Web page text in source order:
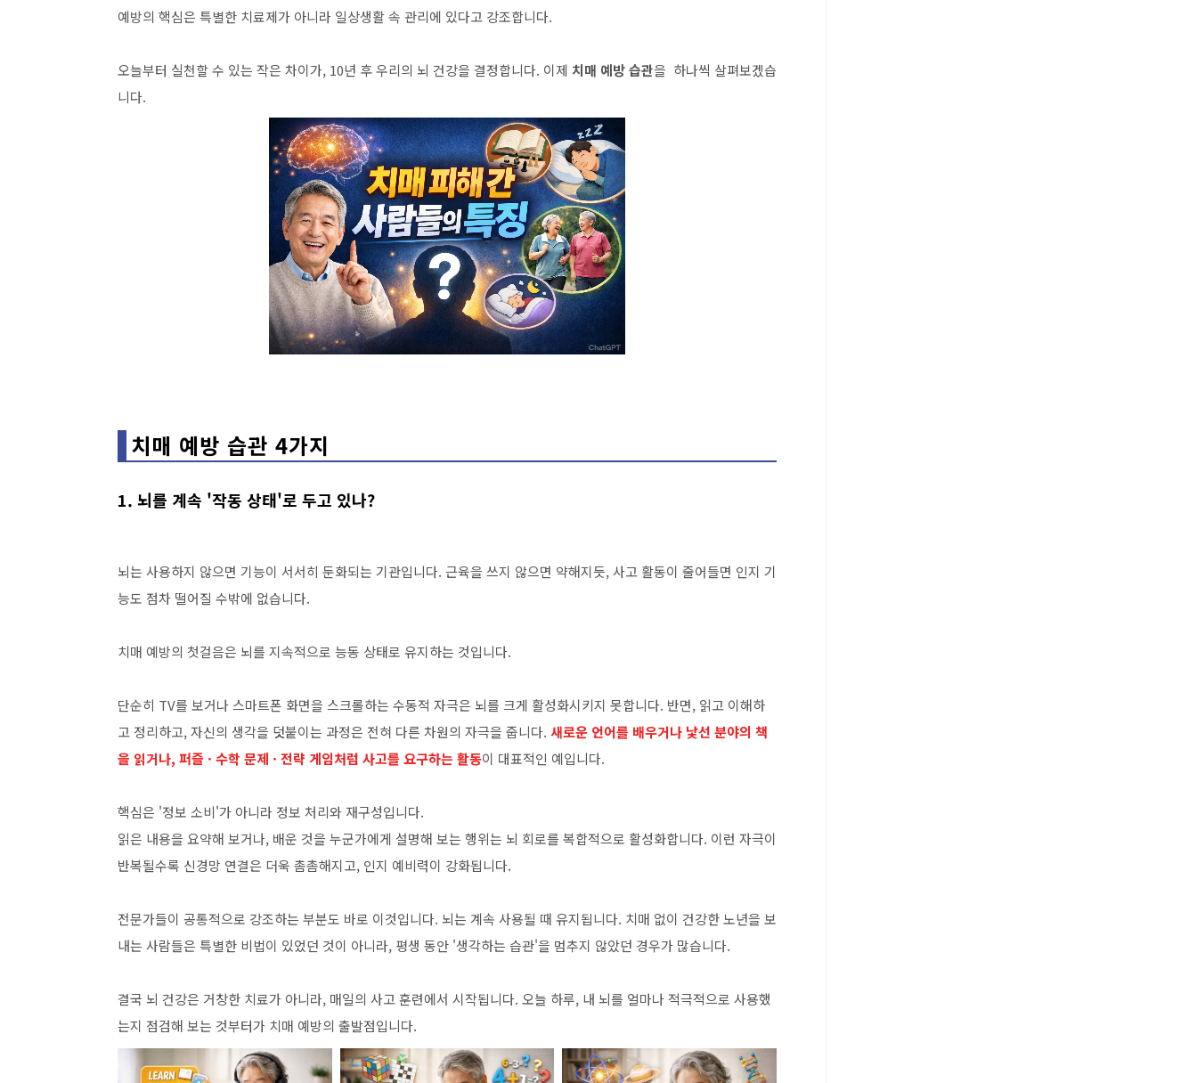
예방의 핵심은 특별한 치료제가 아니라 일상생활 속 관리에 있다고 강조합니다.
오늘부터 실천할 수 있는 작은 차이가, 10년 후 우리의 뇌 건강을 결정합니다. 이제 치매 예방 습관을 하나씩 살펴보겠습
니다.
치매 예방 습관 4가지
1. 뇌를 계속 '작동 상태'로 두고 있나?
뇌는 사용하지 않으면 기능이 서서히 둔화되는 기관입니다. 근육을 쓰지 않으면 약해지듯, 사고 활동이 줄어들면 인지 기
능도 점차 떨어질 수밖에 없습니다.
치매 예방의 첫걸음은 뇌를 지속적으로 능동 상태로 유지하는 것입니다.
단순히 TV를 보거나 스마트폰 화면을 스크롤하는 수동적 자극은 뇌를 크게 활성화시키지 못합니다. 반면, 읽고 이해하
고 정리하고, 자신의 생각을 덧붙이는 과정은 전혀 다른 차원의 자극을 줍니다. 새로운 언어를 배우거나 낯선 분야의 책
을 읽거나, 퍼즐 · 수학 문제 · 전략 게임처럼 사고를 요구하는 활동이 대표적인 예입니다.
핵심은 '정보 소비'가 아니라 정보 처리와 재구성입니다.
읽은 내용을 요약해 보거나, 배운 것을 누군가에게 설명해 보는 행위는 뇌 회로를 복합적으로 활성화합니다. 이런 자극이
반복될수록 신경망 연결은 더욱 촘촘해지고, 인지 예비력이 강화됩니다.
전문가들이 공통적으로 강조하는 부분도 바로 이것입니다. 뇌는 계속 사용될 때 유지됩니다. 치매 없이 건강한 노년을 보
내는 사람들은 특별한 비법이 있었던 것이 아니라, 평생 동안 '생각하는 습관'을 멈추지 않았던 경우가 많습니다.
결국 뇌 건강은 거창한 치료가 아니라, 매일의 사고 훈련에서 시작됩니다. 오늘 하루, 내 뇌를 얼마나 적극적으로 사용했
는지 점검해 보는 것부터가 치매 예방의 출발점입니다.